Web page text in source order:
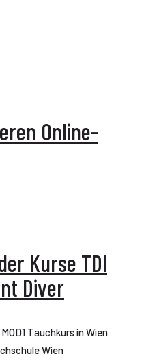
Online-
Kurse TDI
Diver